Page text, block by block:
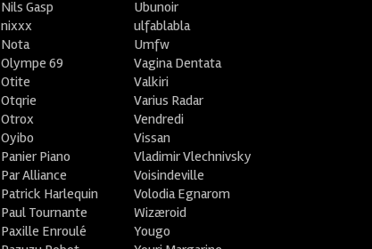
Nils Gasp
nixxx
Nota
Olympe 69
Otite
Otqrie
Otrox
Oyibo
Panier Piano
Par Alliance
Patrick Harlequin
Paul Tournante
Paxille Enroulé
Ubunoir
ulfablabla
Umfw
Vagina Dentata
Valkiri
Varius Radar
Vendredi
Vissan
Vladimir Vlechnivsky
Voisindeville
Volodia Egnarom
Wizæroid
Yougo